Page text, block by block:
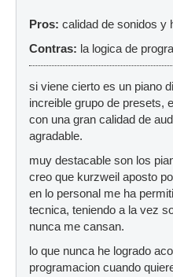
Pros: calidad de sonidos y
Contras: la logica de
si viene cierto es un piano
increible grupo de presets,
con una gran calidad de
agradable.
muy destacable son los
creo que kurzweil aposto
en lo personal me ha
tecnica, teniendo a la vez
nunca me cansan.
lo que nunca he logrado
programacion cuando